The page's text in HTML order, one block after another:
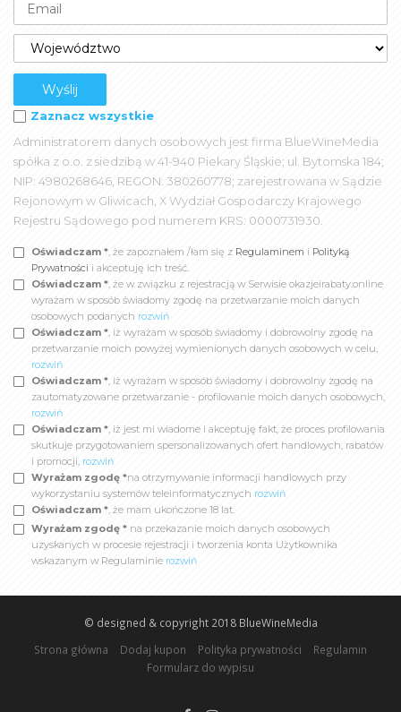
Zaznacz wszystkie
Administratorem danych osobowych jest firma BlueWineMedia
spółka z o.o. z siedzibą w 41-940 Piekary Śląskie; ul. Bytomska 184;
NIP: 4980268646, REGON: 380260778; zarejestrowana w Sądzie
Rejonowym w Gliwicach, X Wydział Gospodarczy Krajowego
Rejestru Sądowego pod numerem KRS: 0000731930.
Oświadczam *, że zapoznałem /łam się z Regulaminem i Polityką
Prywatności i akceptuję ich treść.
Oświadczam *, że w związku z rejestracją w Serwisie okazjeirabaty.online
wyrażam w sposób świadomy zgodę na przetwarzanie moich danych
osobowych podanych rozwiń
Oświadczam *, iż wyrażam w sposób świadomy i dobrowolny zgodę na
przetwarzanie moich powyżej wymienionych danych osobowych w celu,
rozwiń
Oświadczam *, iż wyrażam w sposób świadomy i dobrowolny zgodę na
zautomatyzowane przetwarzanie - profilowanie moich danych osobowych,
rozwiń
Oświadczam *, iż jest mi wiadome i akceptuję fakt, że proces profilowania
skutkuje przygotowaniem spersonalizowanych ofert handlowych, rabatów
i promocji, rozwiń
Wyrażam zgodę *na otrzymywanie informacji handlowych przy
wykorzystaniu systemów teleinformatycznych rozwiń
Oświadczam *, że mam ukończone 18 lat.
Wyrażam zgodę * na przekazanie moich danych osobowych
uzyskanych w procesie rejestracji i tworzenia konta Użytkownika
wskazanym w Regulaminie rozwiń
© designed & copyright 2018 BlueWineMedia
Strona główna
Dodaj kupon Polityka prywatności
Regulamin
Formularz do wypisu